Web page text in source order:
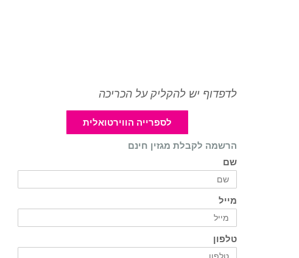
לדפדוף יש להקליק על הכריכה
לספרייה הווירטואלית
הרשמה לקבלת מגזין חינם
שם
מייל
טלפון